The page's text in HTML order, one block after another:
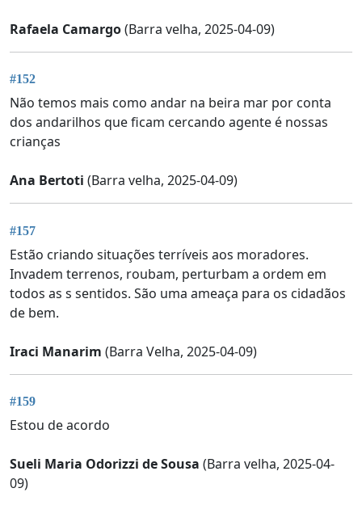
Rafaela Camargo(Barra velha, 2025-04-09)
#152
Não temos mais como andar na beira mar por conta
dos andarilhos que ficam cercando agente é nossas
crianças
Ana Bertoti (Barra velha, 2025-04-09)
#157
Estão criando situações terríveis aos moradores.
Invadem terrenos, roubam, perturbam a ordem em
todos as s sentidos. São uma ameaça para os cidadãos
de bem.
Iraci Manarim (Barra Velha, 2025-04-09)
#159
Estou de acordo
Sueli Maria Odorizzi de Sousa (Barra velha, 2025-04-
09)